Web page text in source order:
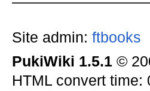
Site admin: ftbooks
PukiWiki 1.5.1©
HTML convert time: